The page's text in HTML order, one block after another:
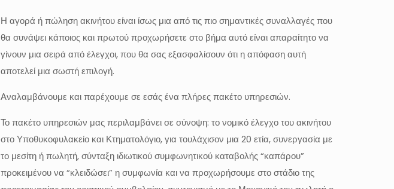
Η αγορά ή πώληση ακινήτου είναι ίσως μια από τις πιο σημαντικές συναλλαγές που
θα συνάψει κάποιος και πρωτού προχωρήσετε στο βήμα αυτό είναι απαραίτητο να
γίνουν μια σειρά από έλεγχοι, που θα σας εξασφαλίσουν ότι η απόφαση αυτή
αποτελεί μια σωστή επιλογή.
Αναλαμβάνουμε και παρέχουμε σε εσάς ένα πλήρες πακέτο υπηρεσιών.
Το πακέτο υπηρεσιών μας περιλαμβάνει σε σύνοψη: το νομικό έλεγχο του ακινήτου
στο Υποθυκοφυλακείο και Κτηματολόγιο, για τουλάχισον μια 20 ετία, συνεργασία με
το μεσίτη ή πωλητή, σύνταξη ιδιωτικού συμφωνητικού καταβολής “καπάρου”
προκειμένου να “κλειδώσει” η συμφωνία και να προχωρήσουμε στο στάδιο της